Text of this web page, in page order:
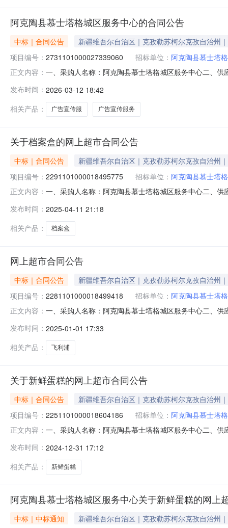
阿克陶县慕士塔格城区服务中心的合同公告
中标｜合同公告
新疆维吾尔自治区｜克孜勒苏柯尔克孜自治州
项目编号： 2731101000027339060 招标单位： 阿克陶县慕士塔
正文内容： 一、采购人名称：阿克陶县慕士塔格城区服务中心二、
展板、彩页、户内外宣传栏、宣传海报、锦旗、袖标、
发布时间： 2026-03-12 18:42
相关产品：
广告宣传服 广告宣传服务
关于档案盒的网上超市合同公告
中标｜合同公告
新疆维吾尔自治区｜克孜勒苏柯尔克孜自治州
项目编号： 2291101000018495775 招标单位： 阿克陶县慕士塔
正文内容： 一、采购人名称：阿克陶县慕士塔格城区服务中心二、
光/M&GADMN40223个47.00104702心相印H200抽纸
发布时间： 2025-04-11 21:18
相关产品：
档案盒
网上超市合同公告
中标｜合同公告
新疆维吾尔自治区｜克孜勒苏柯尔克孜自治州
项目编号： 2281101000018499418 招标单位： 阿克陶县慕士塔
正文内容： 一、采购人名称：阿克陶县慕士塔格城区服务中心二、
1.008008002皇冠木龙骨细木工板皇冠木龙骨平方米
发布时间： 2025-01-01 17:33
相关产品：
飞利浦
关于新鲜蛋糕的网上超市合同公告
中标｜合同公告
新疆维吾尔自治区｜克孜勒苏柯尔克孜自治州
项目编号： 2251101000018604186 招标单位： 阿克陶县慕士塔
正文内容： 一、采购人名称：阿克陶县慕士塔格城区服务中心二、
1.003503502喀春精制小麦粉面粉/食用粉喀春精制小麦
发布时间： 2024-12-31 17:12
相关产品：
新鲜蛋糕
阿克陶县慕士塔格城区服务中心关于新鲜蛋糕的网上
中标｜中标通知
新疆维吾尔自治区｜克孜勒苏柯尔克孜自治州